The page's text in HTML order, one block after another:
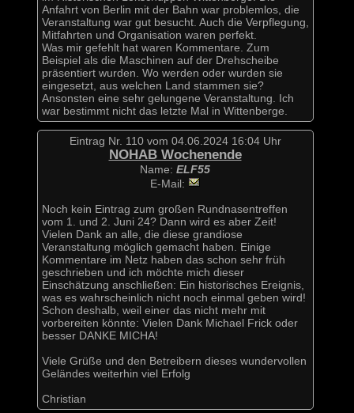
Anfahrt von Berlin mit der Bahn war problemlos, die
Veranstaltung war gut besucht. Auch die Verpflegung,
Mitfahrten und Organisation waren perfekt.
Was mir gefehlt hat waren Kommentare. Zum
Beispiel als die Maschinen auf der Drehscheibe
präsentiert wurden. Wo werden oder wurden sie
eingesetzt, aus welchen Land stammen sie?
Ansonsten eine sehr gelungene Veranstaltung. Ich
war bestimmt nicht das letzte Mal in Wittenberge.
Eintrag Nr. 110 vom 04.06.2024 16:04 Uhr
NOHAB Wochenende
Name: ELF55
E-Mail:
Noch kein Eintrag zum großen Rundnasentreffen
vom 1. und 2. Juni 24? Dann wird es aber Zeit!
Vielen Dank an alle, die diese grandiose
Veranstaltung möglich gemacht haben. Einige
Kommentare im Netz haben das schon sehr früh
geschrieben und ich möchte mich dieser
Einschätzung anschließen: Ein historisches Ereignis,
was es wahrscheinlich nicht noch einmal geben wird!
Schon deshalb, weil einer das nicht mehr mit
vorbereiten könnte: Vielen Dank Michael Frick oder
besser DANKE MICHA!
Viele Grüße und den Betreibern dieses wundervollen
Geländes weiterhin viel Erfolg
Christian